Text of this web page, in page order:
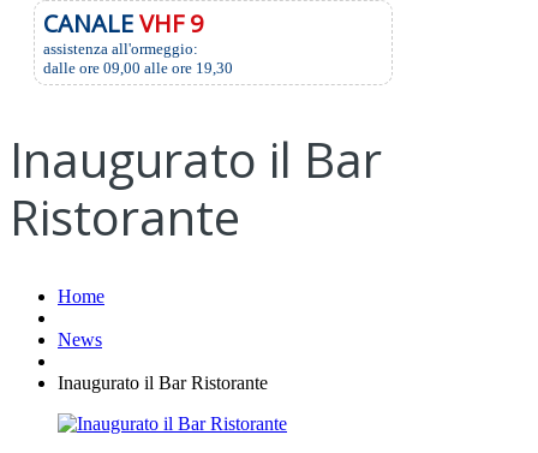
CANALEVHF 9
assistenza all'ormeggio:
dalle ore 09,00 alle ore 19,30
Inaugurato il Bar
Ristorante
Home
News
Inaugurato il Bar Ristorante